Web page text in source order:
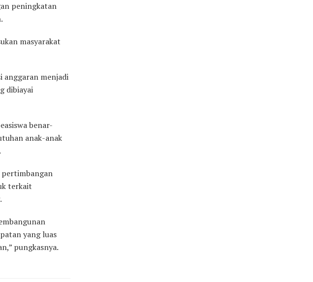
peningkatan
masyarakat
anggaran menjadi
dibiayai
benar-
anak-anak
pertimbangan
terkait
yang luas
pungkasnya.